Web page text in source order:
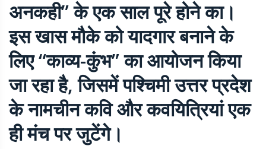
अनकही” के एक साल पूरे होने का।
इस खास मौके को यादगार बनाने के
लिए “काव्य-कुंभ” का आयोजन किया
जा रहा है, जिसमें पश्चिमी उत्तर प्रदेश
के नामचीन कवि और कवयित्रियां एक
ही मंच पर जुटेंगे।